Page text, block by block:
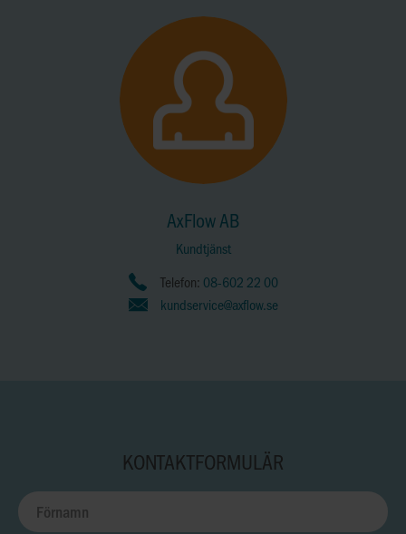
AxFlow AB
Kundtjänst
Telefon: 08-602 22 00
kundservice@axflow.se
KONTAKTFORMULÄR